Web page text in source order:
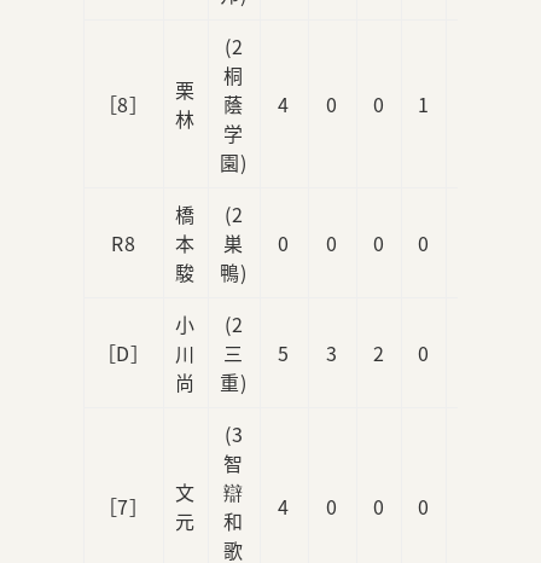
［8］
栗
林
(2
桐
蔭
学
園)
4 0 0 1
R8
橋
本
駿
(2
巣
鴨)
0 0 0 0
［D］
小
川
尚
(2
三
重)
5 3 2 0
［7］
文
元
(3
智
辯
和
歌
4 0 0 0